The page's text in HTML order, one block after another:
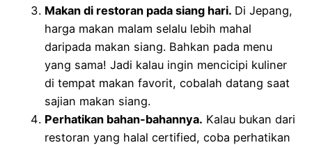
Makan di restoran pada siang hari. Di Jepang,
harga makan malam selalu lebih mahal
daripada makan siang. Bahkan pada menu
yang sama! Jadi kalau ingin mencicipi kuliner
di tempat makan favorit, cobalah datang saat
sajian makan siang.
Perhatikan bahan-bahannya. Kalau bukan dari
restoran yang halal certified, coba perhatikan